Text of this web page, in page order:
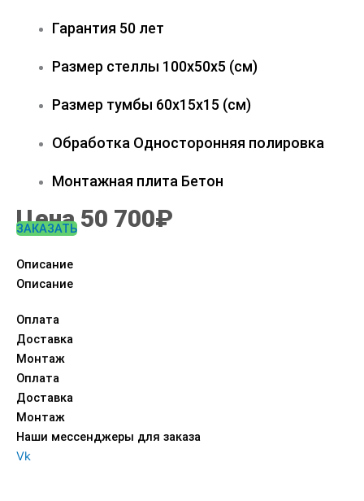
Гарантия 50 лет
Размер стеллы 100х50х5 (см)
Размер тумбы 60х15х15 (см)
Обработка Односторонняя полировка
Монтажная плита Бетон
Цена 50 700₽
ЗАКАЗАТЬ
Описание
Описание
Оплата
Доставка
Монтаж
Оплата
Доставка
Монтаж
Наши мессенджеры для заказа
Vk